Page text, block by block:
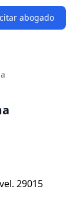
abogado
29015